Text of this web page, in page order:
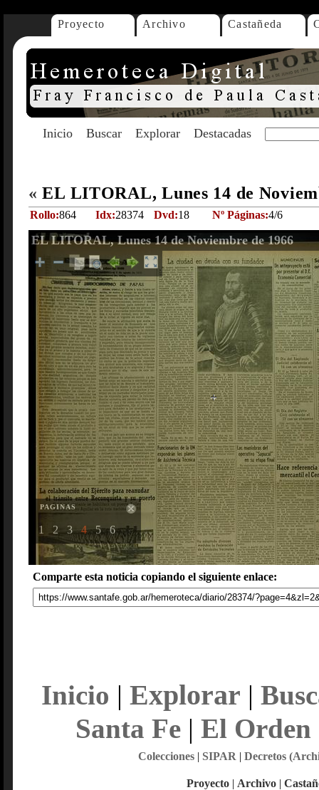
Proyecto Archivo Castañeda
Inicio Buscar Explorar Destacadas
« EL LITORAL, Lunes 14 de
Rollo:864 Idx:28374 Dvd:18 Nº Páginas:4/6
EL LITORAL, Lunes 14 de Noviembre de 1966
PAGINAS
1 2 3 4 5 6
Comparte esta noticia copiando el siguiente enlace:
Inicio | Explorar |
Santa Fe| El Orden
Colecciones| SIPAR | Decretos
Proyecto | Archivo |